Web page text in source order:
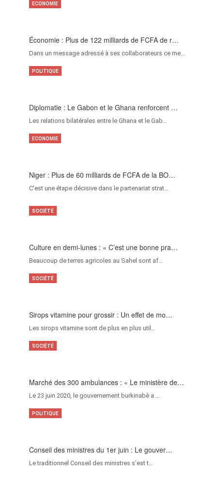
Économie : Plus de 122 milliards de FCFA de r…
Dans un message adressé à ses collaborateurs ce me…
ECONOMIE
Diplomatie : Le Gabon et le Ghana renforcent …
Les relations bilatérales entre le Ghana et le Gab…
POLITIQUE
Niger : Plus de 60 milliards de FCFA de la BO…
C’est une étape décisive dans le partenariat strat…
ECONOMIE
Culture en demi-lunes : « C’est une bonne pra…
Beaucoup de terres agricoles au Sahel sont af…
SOCIÉTÉ
Sirops vitamine pour grossir : Un effet de mo…
Les sirops vitamine sont de plus en plus util…
SOCIÉTÉ
Marché des 300 ambulances : « Le ministère de…
Le 23 juin 2020, le gouvernement burkinabè a …
SOCIÉTÉ
Conseil des ministres du 1er juin : Le gouver…
Le traditionnel Conseil des ministres s’est t…
POLITIQUE